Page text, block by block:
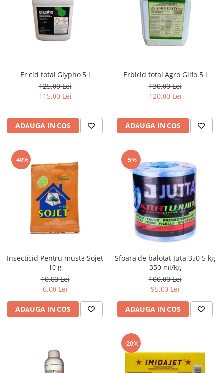
Ericid total Glypho 5 l
125,00 Lei
115,00 Lei
ADAUGA IN COS
Erbicid total Agro Glifo 5 l
130,00 Lei
120,00 Lei
ADAUGA IN COS
-40%
Insecticid Pentru muste Sojet
10 g
10,00 Lei
6,00 Lei
ADAUGA IN COS
-5%
Sfoara de balotat Juta 350 5 kg
350 ml/kg
100,00 Lei
95,00 Lei
ADAUGA IN COS
-20%